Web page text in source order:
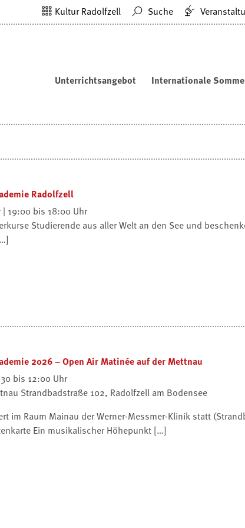
Kultur Radolfzell Suche
Unterrichtsangebot Internationale
Radolfzell
19:00 bis 18:00 Uhr
Studierende aus aller Welt an den See und
2026 – Open Air Matinée auf der Mettnau
bis 12:00 Uhr
Strandbadstraße 102, Radolfzell am Bodensee
im Raum Mainau der Werner-Messmer-Klinik statt
Ein musikalischer Höhepunkt […]